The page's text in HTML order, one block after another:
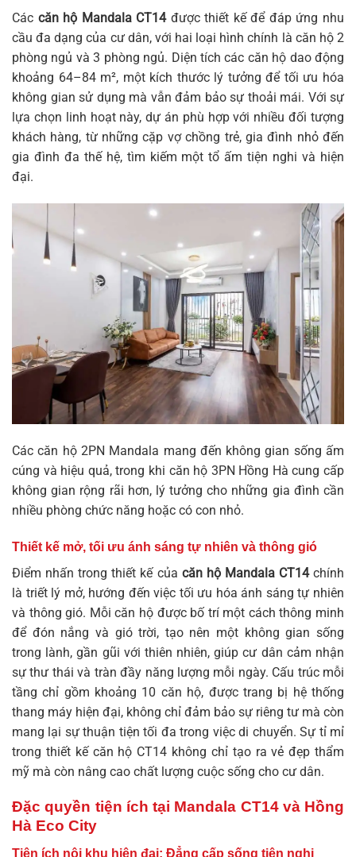
Các căn hộ Mandala CT14được thiết kế để đáp ứng nhu
cầu đa dạng của cư dân, với hai loại hình chính là căn hộ 2
phòng ngủ và 3 phòng ngủ. Diện tích các căn hộ dao động
khoảng 64–84 m², một kích thước lý tưởng để tối ưu hóa
không gian sử dụng mà vẫn đảm bảo sự thoải mái. Với sự
lựa chọn linh hoạt này, dự án phù hợp với nhiều đối tượng
khách hàng, từ những cặp vợ chồng trẻ, gia đình nhỏ đến
gia đình đa thế hệ, tìm kiếm một tổ ấm tiện nghi và hiện
đại.
Cáccăn hộ 2PN Mandala mang đến không gian sống ấm
cúng và hiệu quả, trong khi căn hộ 3PN Hồng Hà cung cấp
không gian rộng rãi hơn, lý tưởng cho những gia đình cần
nhiều phòng chức năng hoặc có con nhỏ.
Thiết kế mở, tối ưu ánh sáng tự nhiên và thông gió
Điểm nhấn trong thiết kế của căn hộ Mandala CT14chính
là triết lý mở, hướng đến việc tối ưu hóa ánh sáng tự nhiên
và thông gió. Mỗi căn hộ được bố trí một cách thông minh
để đón nắng và gió trời, tạo nên một không gian sống
trong lành, gần gũi với thiên nhiên, giúp cư dân cảm nhận
sự thư thái và tràn đầy năng lượng mỗi ngày. Cấu trúc mỗi
tầng chỉ gồm khoảng 10 căn hộ, được trang bị hệ thống
thang máy hiện đại, không chỉ đảm bảo sự riêng tư mà còn
mang lại sự thuận tiện tối đa trong việc di chuyển. Sự tỉ mỉ
trong thiết kế căn hộ CT14 không chỉ tạo ra vẻ đẹp thẩm
mỹ mà còn nâng cao chất lượng cuộc sống cho cư dân.
Đặc quyền tiện ích tại Mandala CT14 và Hồng
Hà Eco City
Tiện ích nội khu hiện đại: Đẳng cấp sống tiện nghi